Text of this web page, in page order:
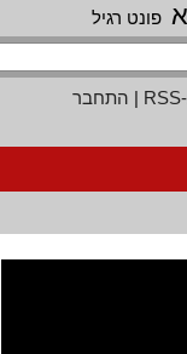
פונט רגיל
|התחבר